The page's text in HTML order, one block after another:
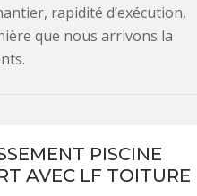
rapidité d’exécution,
que nous arrivons la
PISCINE
AVEC LF TOITURE